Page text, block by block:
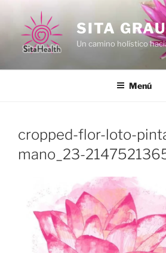
contingut
SITA GRAU
Un camino holístico
Menú
cropped-flor-loto-
mano_23-